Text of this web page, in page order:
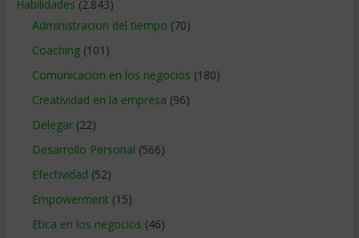
Habilidades (2.843)
Administracion del tiempo (70)
Coaching(101)
Comunicacion en los negocios (180)
Creatividad en la empresa (96)
Delegar(22)
Desarrollo Personal (566)
Efectividad (52)
Empowerment (15)
Etica en los negocios (46)